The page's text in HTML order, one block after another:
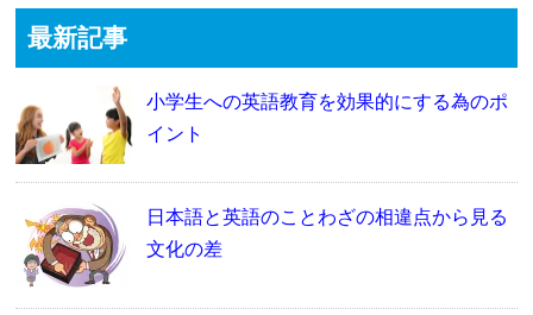
最新記事
小学生への英語教育を効果的にする為のポ
イント
日本語と英語のことわざの相違点から見る
文化の差